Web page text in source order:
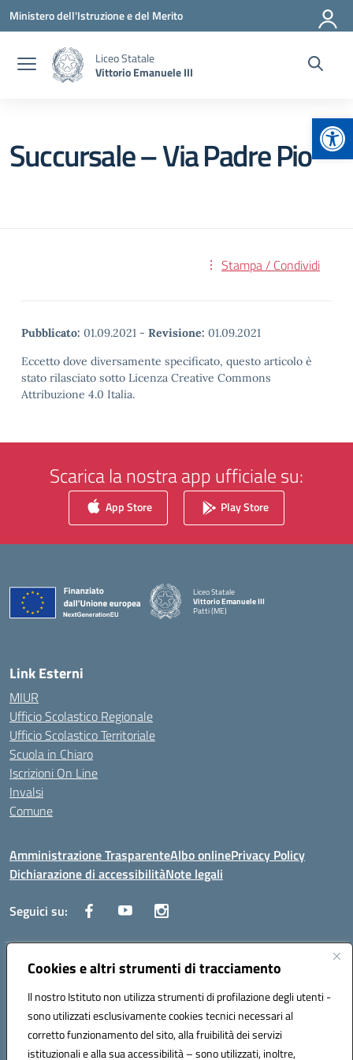
Cookies e altri strumenti di tracciamento
Il nostro Istituto non utilizza strumenti di profilazione degli utenti -
sono utilizzati esclusivamente cookies tecnici necessari al
corretto funzionamento del sito, alla fruibilità dei servizi
istituzionali e alla sua accessibilità – sono utilizzati, inoltre,
Vai ai contenuti
Vai al menu di navigazione
Vai al footer
Ministero dell'Istruzione e del Merito
Liceo Statale
Vittorio Emanuele III
Succursale – Via Padre Pio
Stampa / Condividi
Pubblicato: 01.09.2021 - Revisione: 01.09.2021
Eccetto dove diversamente specificato, questo articolo è
stato rilasciato sotto Licenza Creative Commons
Attribuzione 4.0 Italia.
Scarica la nostra app ufficiale su:
App Store Play Store
Liceo Statale
Vittorio Emanuele III
Patti (ME)
Link Esterni
MIUR
Ufficio Scolastico Regionale
Ufficio Scolastico Territoriale
Scuola in Chiaro
Iscrizioni On Line
Invalsi
Comune
Amministrazione TrasparenteAlbo onlinePrivacy Policy
Dichiarazione di accessibilitàNote legali
Seguici su:
Indirizzo:Via Trieste, 43 – 98066 Patti (ME)
Posta elettronica certificata (PEC):mepc060006@pec.istruzione.it
Codice fiscale: 86000610831
Codice meccanografico: MEPC060006